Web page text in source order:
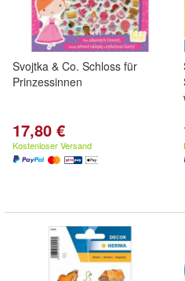
Svojtka & Co. Schloss für
Prinzessinnen
17,80 €
Kostenloser Versand